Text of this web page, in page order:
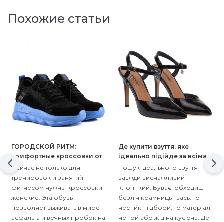
Похожие статьи
ГОРОДСКОЙ РИТМ:
комфортные кроссовки от
Мариго
Сейчас не только для
тренировок и занятий
фитнесом нужны кроссовки
женские. Эта обувь
позволяет выживать в мире
асфальта и вечных пробок на
Де купити взуття, яке
ідеально підійде за всіма
параметрами? Взуттєвий
салон «Маріго» відкриє
маленьку таємницю!
Пошук ідеального взуття
завжди виснажливий і
клопіткий. Буває, обходиш
безліч крамниць і зась: то
нестійкі підбори, то матеріал
не той або ж ціна кусюча. Де